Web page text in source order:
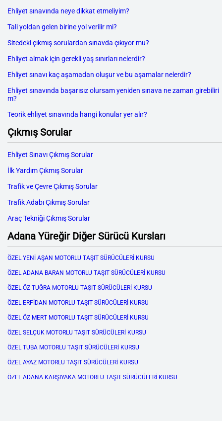
Ehliyet sınavında neye dikkat etmeliyim?
Tali yoldan gelen birine yol verilir mi?
Sitedeki çıkmış sorulardan sınavda çıkıyor mu?
Ehliyet almak için gerekli yaş sınırları nelerdir?
Ehliyet sınavı kaç aşamadan oluşur ve bu aşamalar nelerdir?
Ehliyet sınavında başarısız olursam yeniden sınava ne zaman girebiliri
m?
Teorik ehliyet sınavında hangi konular yer alır?
Çıkmış Sorular
Ehliyet Sınavı Çıkmış Sorular
İlk Yardım Çıkmış Sorular
Trafik ve Çevre Çıkmış Sorular
Trafik Adabı Çıkmış Sorular
Araç Tekniği Çıkmış Sorular
Adana Yüreğir Diğer Sürücü Kursları
ÖZEL YENİ AŞAN MOTORLU TAŞIT SÜRÜCÜLERİ KURSU
ÖZEL ADANA BARAN MOTORLU TAŞIT SÜRÜCÜLERİ KURSU
ÖZEL ÖZ TUĞRA MOTORLU TAŞIT SÜRÜCÜLERİ KURSU
ÖZEL ERFİDAN MOTORLU TAŞIT SÜRÜCÜLERİ KURSU
ÖZEL ÖZ MERT MOTORLU TAŞIT SÜRÜCÜLERİ KURSU
ÖZEL SELÇUK MOTORLU TAŞIT SÜRÜCÜLERİ KURSU
ÖZEL TUBA MOTORLU TAŞIT SÜRÜCÜLERİ KURSU
ÖZEL AYAZ MOTORLU TAŞIT SÜRÜCÜLERİ KURSU
ÖZEL ADANA KARŞIYAKA MOTORLU TAŞIT SÜRÜCÜLERİ KURSU